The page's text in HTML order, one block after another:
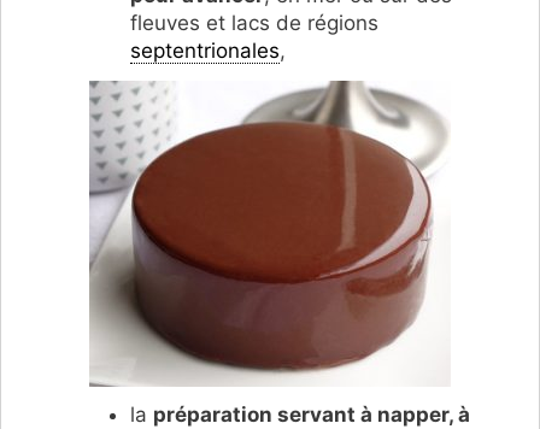
fleuves et lacs de régions
septentrionales,
la préparation servant à napper, à